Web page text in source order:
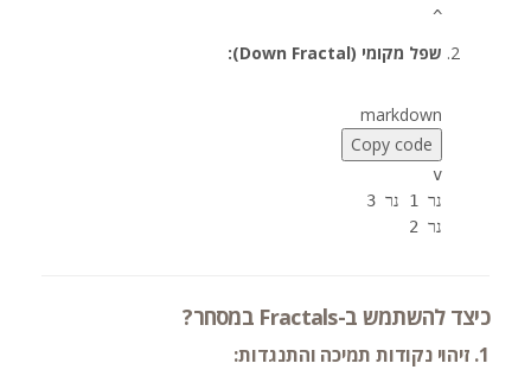
^
שפל מקומי (Down Fractal):
markdown
Copy code
v
נר 1 נר 3
נר 2
כיצד להשתמש ב-Fractals במסחר?
1. זיהוי נקודות תמיכה והתנגדות: